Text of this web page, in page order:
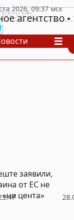
агентство
заявили,
от ЕС не
цента»